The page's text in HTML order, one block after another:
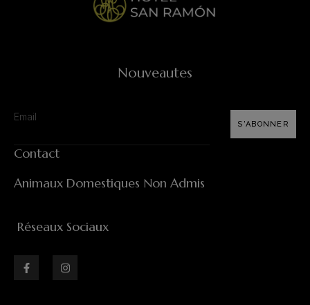
Nouveautes
S'ABONNER
Contact
Animaux Domestiques Non Admis
Réseaux Sociaux